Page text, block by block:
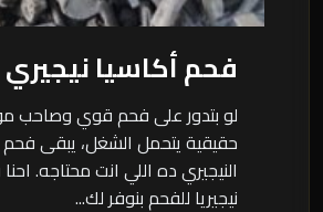
فحم أكاسيا نيجيري
لو بتدور على فحم قوي وصاحب
حقيقية يتحمل الشغل، يبقى فحم
النيجيري ده اللي انت محتاجه.
نيجيريا للفحم بنوفر لك...